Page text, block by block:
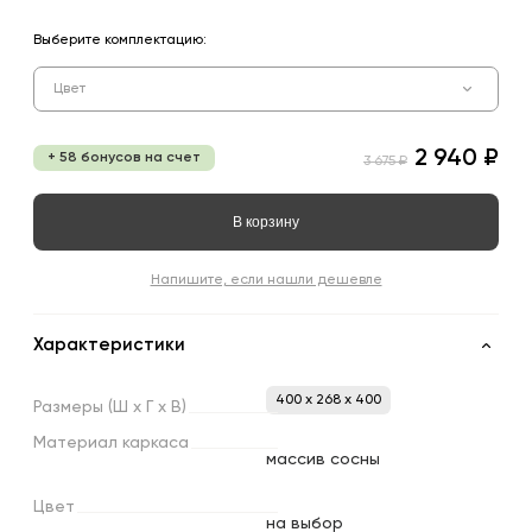
Выберите комплектацию:
Цвет
+ 58 бонусов на счет 3 675 ₽ 2 940 ₽
В корзину
Напишите, если нашли дешевле
Характеристики
Размеры (Ш х х В) 400 x 268 x 400
Материал каркаса
массив сосны
Цвет
на выбор